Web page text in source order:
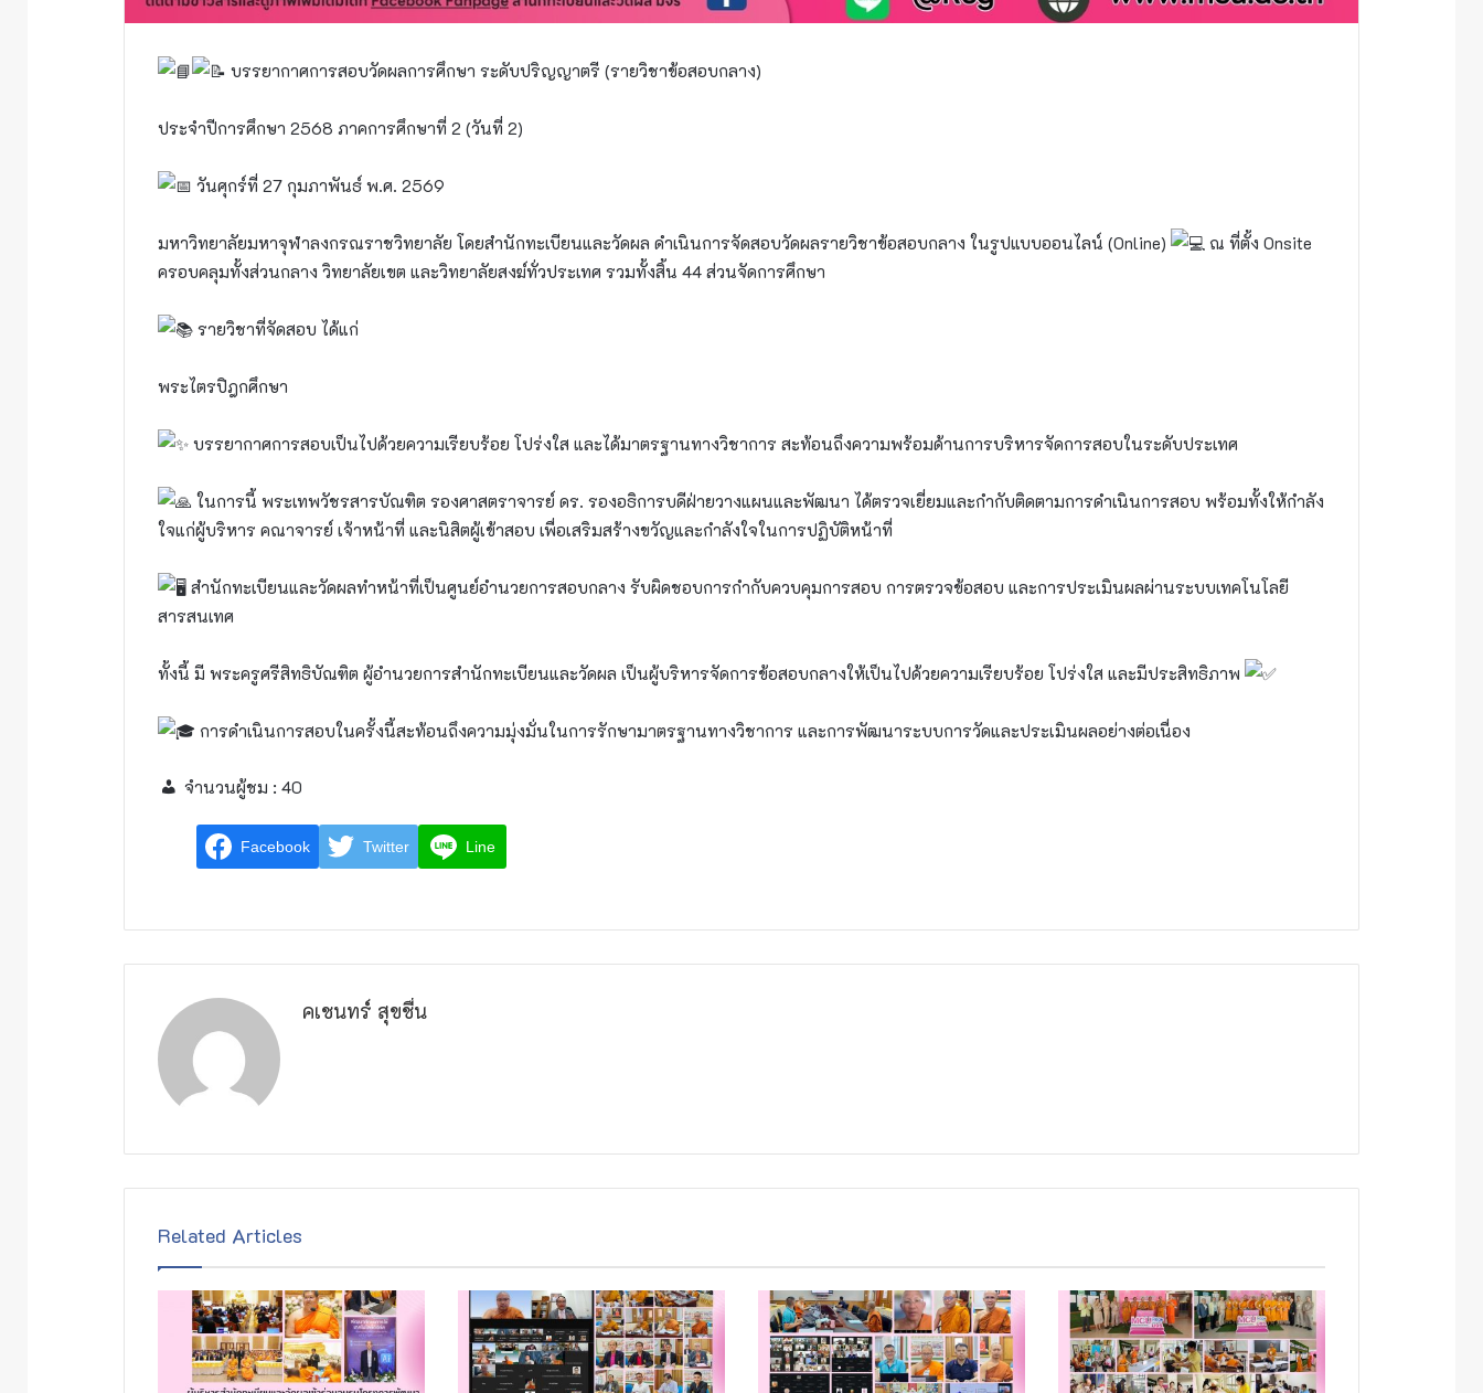
บรรยากาศการสอบวัดผลการศึกษา ระดับปริญญาตรี (รายวิชาข้อสอบกลาง)
ประจำปีการศึกษา 2568 ภาคการศึกษาที่ 2 (วันที่ 2)
วันศุกร์ที่ 27 กุมภาพันธ์ พ.ศ. 2569
มหาวิทยาลัยมหาจุฬาลงกรณราชวิทยาลัย โดยสำนักทะเบียนและวัดผล ดำเนินการจัดสอบวัดผลรายวิชาข้อสอบกลาง ในรูปแบบออนไลน์ (Online)
ณ ที่ตั้ง Onsite
ครอบคลุมทั้งส่วนกลาง วิทยาลัยเขต และวิทยาลัยสงฆ์ทั่วประเทศ รวมทั้งสิ้น 44 ส่วนจัดการศึกษา
รายวิชาที่จัดสอบ ได้แก่
พระไตรปิฎกศึกษา
บรรยากาศการสอบเป็นไปด้วยความเรียบร้อย โปร่งใส และได้มาตรฐานทางวิชาการ สะท้อนถึงความพร้อมด้านการบริหารจัดการสอบในระดับประเทศ
ในการนี้ พระเทพวัชรสารบัณฑิต รองศาสตราจารย์ ดร. รองอธิการบดีฝ่ายวางแผนและพัฒนา ได้ตรวจเยี่ยมและกำกับติดตามการดำเนินการสอบ พร้อมทั้งให้กำลัง
ใจแก่ผู้บริหาร คณาจารย์ เจ้าหน้าที่ และนิสิตผู้เข้าสอบ เพื่อเสริมสร้างขวัญและกำลังใจในการปฏิบัติหน้าที่
สำนักทะเบียนและวัดผลทำหน้าที่เป็นศูนย์อำนวยการสอบกลาง รับผิดชอบการกำกับควบคุมการสอบ การตรวจข้อสอบ และการประเมินผลผ่านระบบเทคโนโลยี
สารสนเทศ
ทั้งนี้ มี พระครูศรีสิทธิบัณฑิต ผู้อำนวยการสำนักทะเบียนและวัดผล เป็นผู้บริหารจัดการข้อสอบกลางให้เป็นไปด้วยความเรียบร้อย โปร่งใส และมีประสิทธิภาพ
การดำเนินการสอบในครั้งนี้สะท้อนถึงความมุ่งมั่นในการรักษามาตรฐานทางวิชาการ และการพัฒนาระบบการวัดและประเมินผลอย่างต่อเนื่อง
จำนวนผู้ชม : 40
Facebook Twitter Line
คเชนทร์ สุขชื่น
Related Articles